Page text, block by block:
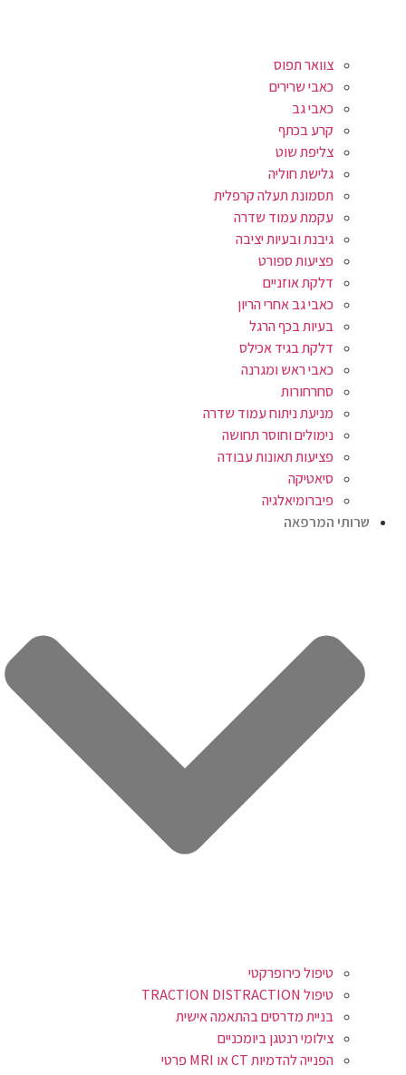
צוואר תפוס
כאבי שרירים
כאבי גב
קרע בכתף
צליפת שוט
גלישת חוליה
תסמונת תעלה קרפלית
עקמת עמוד שדרה
גיבנת ובעיות יציבה
פציעות ספורט
דלקת אוזניים
כאבי גב אחרי הריון
בעיות בכף הרגל
דלקת בגיד אכילס
כאבי ראש ומגרנה
סחרחורות
מניעת ניתוח עמוד שדרה
נימולים וחוסר תחושה
פציעות תאונות עבודה
סיאטיקה
פיברומיאלגיה
שרותי המרפאה
טיפול כירופרקטי
טיפול TRACTION DISTRACTION
בניית מדרסים בהתאמה אישית
צילומי רנטגן ביומכניים
הפנייה להדמיות CT או MRI פרטי